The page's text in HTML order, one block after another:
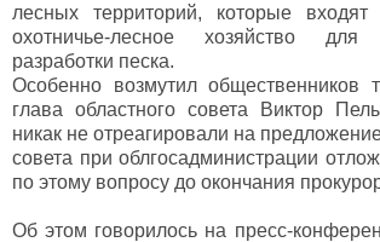
лесных территорий, которые
охотничье-лесное хозяйство для
разработки песка.
Особенно возмутил общественников
глава областного совета Виктор
никак не отреагировали на
совета при облгосадминистрации
по этому вопросу до окончания
Об этом говорилось на пресс-